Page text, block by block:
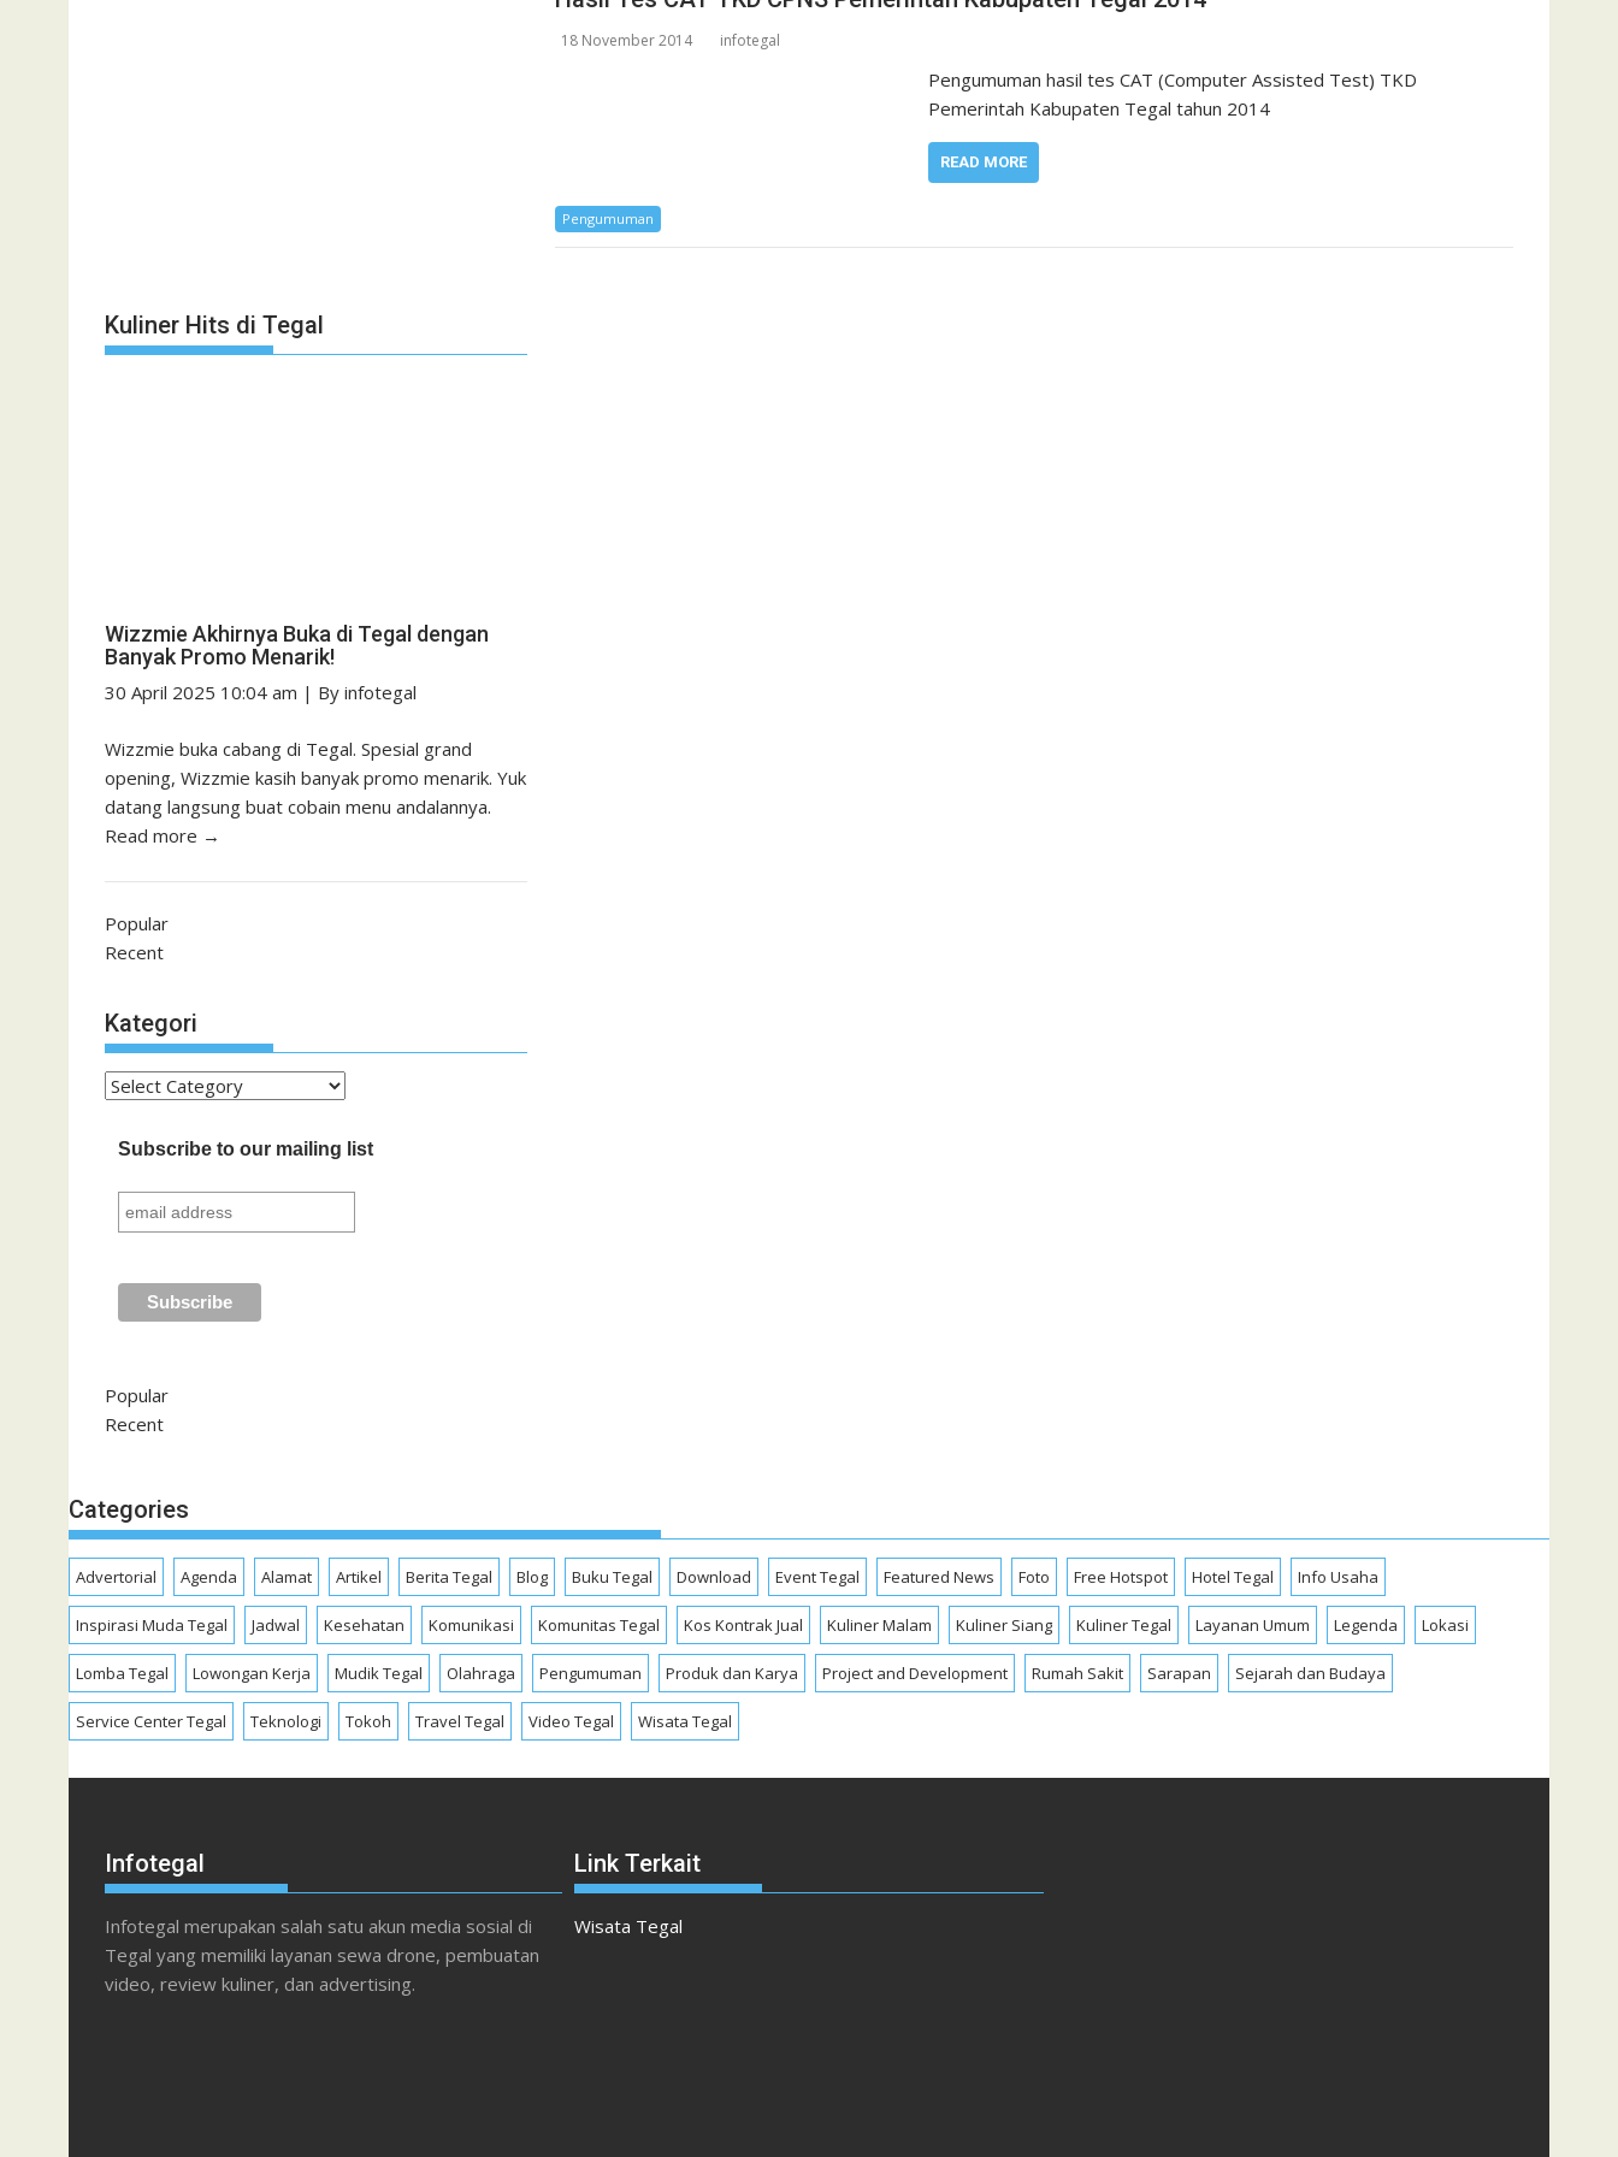
18 November 2014 infotegal
Pengumuman hasil tes CAT (Computer Assisted Test) TKD
Pemerintah Kabupaten Tegal tahun 2014
READ MORE
Pengumuman
Kuliner Hits di Tegal
Wizzmie Akhirnya Buka di Tegal dengan
Banyak Promo Menarik!
30 April 2025 10:04 am | By infotegal
Wizzmie buka cabang di Tegal. Spesial grand
opening, Wizzmie kasih banyak promo menarik. Yuk
datang langsung buat cobain menu andalannya.
Read more →
Popular
Recent
Kategori
Kategori
Subscribe to our mailing list
Popular
Recent
Categories
Advertorial Agenda Alamat Artikel Berita Tegal Blog Buku Tegal Download Event Tegal Featured News Foto Free Hotspot Hotel Tegal Info Usaha
Inspirasi Muda Tegal Jadwal Kesehatan Komunikasi Komunitas Tegal Kos Kontrak Jual Kuliner Malam Kuliner Siang Kuliner Tegal Layanan Umum Legenda Lokasi
Lomba Tegal Lowongan Kerja Mudik Tegal Olahraga Pengumuman Produk dan Karya Project and Development Rumah Sakit Sarapan Sejarah dan Budaya
Service Center Tegal Teknologi Tokoh Travel Tegal Video Tegal Wisata Tegal
Infotegal
Infotegal merupakan salah satu akun media sosial di
Tegal yang memiliki layanan sewa drone, pembuatan
video, review kuliner, dan advertising.
Link Terkait
Wisata Tegal